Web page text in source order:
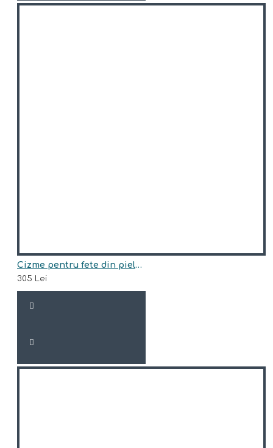
Cizme pentru fete din piele naturala model BARRY
305 Lei